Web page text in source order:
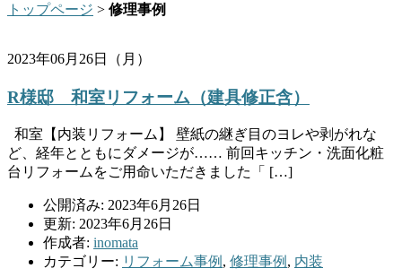
トップページ > 修理事例
2023年06月26日（月）
R様邸 和室リフォーム（建具修正含）
和室【内装リフォーム】 壁紙の継ぎ目のヨレや剥がれな
ど、経年とともにダメージが…… 前回キッチン・洗面化粧
台リフォームをご用命いただきました「 […]
公開済み: 2023年6月26日
更新: 2023年6月26日
作成者: inomata
カテゴリー: リフォーム事例 , 修理事例 , 内装